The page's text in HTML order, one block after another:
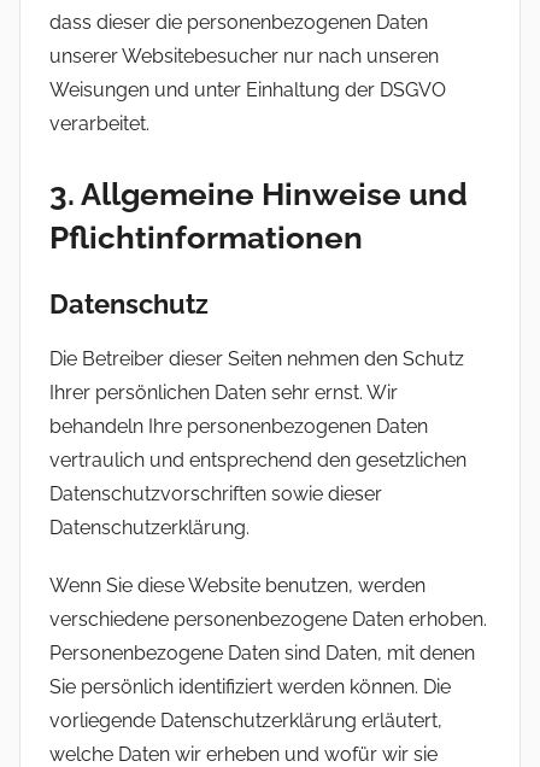
dass dieser die personenbezogenen Daten
unserer Websitebesucher nur nach unseren
Weisungen und unter Einhaltung der DSGVO
verarbeitet.
3. Allgemeine Hinweise und
Pflicht­informationen
Datenschutz
Die Betreiber dieser Seiten nehmen den Schutz
Ihrer persönlichen Daten sehr ernst. Wir
behandeln Ihre personenbezogenen Daten
vertraulich und entsprechend den gesetzlichen
Datenschutzvorschriften sowie dieser
Datenschutzerklärung.
Wenn Sie diese Website benutzen, werden
verschiedene personenbezogene Daten erhoben.
Personenbezogene Daten sind Daten, mit denen
Sie persönlich identifiziert werden können. Die
vorliegende Datenschutzerklärung erläutert,
welche Daten wir erheben und wofür wir sie